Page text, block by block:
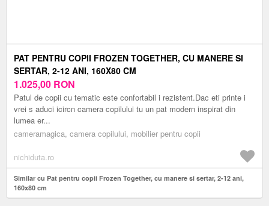
PAT PENTRU COPII FROZEN TOGETHER, CU MANERE SI
SERTAR, 2-12 ANI, 160X80 CM
1.025,00 RON
Patul de copii cu tematic este confortabil i rezistent.Dac eti printe i
vrei s aduci icircn camera copilului tu un pat modern inspirat din
lumea er...
cameramagica, camera copilului, mobilier pentru copii
nichiduta.ro
Similar cu Pat pentru copii Frozen Together, cu manere si sertar, 2-12 ani,
160x80 cm